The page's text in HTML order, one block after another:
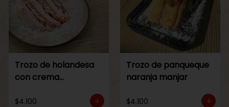
Trozo de holandesa
con crema
$4.100
Trozo de panqueque
naranja manjar
$4.100